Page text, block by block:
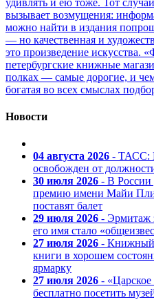
вызывает возмущения:
можно найти в издания
— но качественная и
это произведение искусства.
петербургские книжные
полках — самые дорогие, и
богатая во всех смыслах
Новости
04 августа 2026 - ТАСС:
освобожден от
30 июля 2026 - В России
премию имени Майи
поставят балет
29 июля 2026 - Эрмитаж
его имя стало
27 июля 2026 - Книжный
книги в хорошем
ярмарку
27 июля 2026 - «Царское
бесплатно посетить